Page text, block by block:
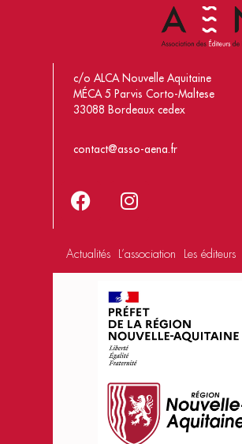
c/o ALCA Nouvelle Aquitaine
MÉCA 5 Parvis Corto-Maltese
33088 Bordeaux cedex
contact@asso-aena.fr
Actualités L’association Les éditeurs